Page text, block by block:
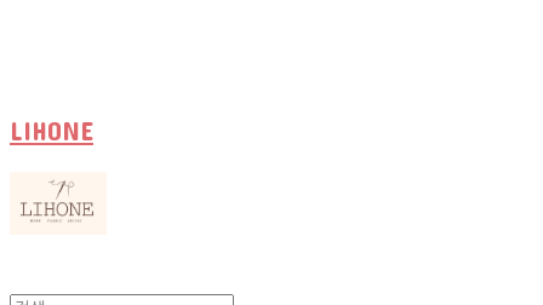
LIHONE